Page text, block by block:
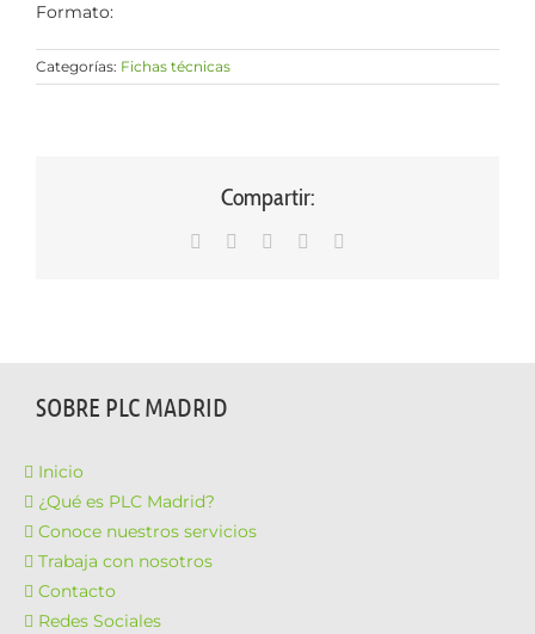
Formato:
Categorías: Fichas técnicas
Compartir:
WhatsAppLinkedInFacebook
SOBRE PLC MADRID
Inicio
¿Qué es PLC Madrid?
Conoce nuestros servicios
Trabaja con nosotros
Contacto
Redes Sociales